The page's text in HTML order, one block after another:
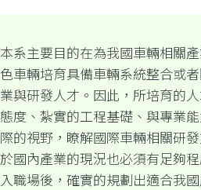
本系主要目的在為我國車輛相關
色車輛培育具備車輛系統整合或
業與研發人才。因此，所培育的
態度、紮實的工程基礎、與專業
際的視野，瞭解國際車輛相關研
於國內產業的現況也必須有足夠
入職場後，確實的規劃出適合我